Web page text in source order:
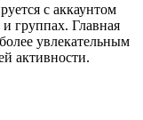
с аккаунтом
и группах. Главная
увлекательным
активности.